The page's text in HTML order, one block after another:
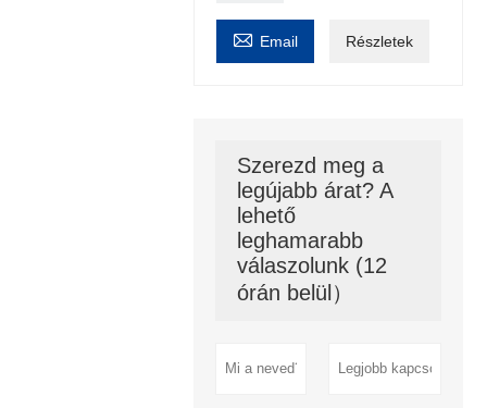
 Email Részletek
Szerezd meg a
legújabb árat? A
lehető
leghamarabb
válaszolunk (12
órán belül）